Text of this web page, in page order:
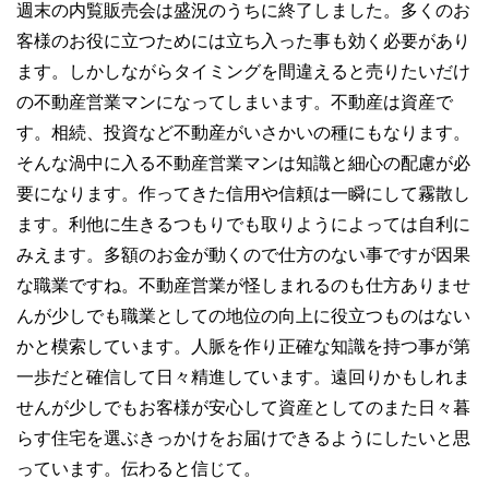
週末の内覧販売会は盛況のうちに終了しました。多くのお
客様のお役に立つためには立ち入った事も効く必要があり
ます。しかしながらタイミングを間違えると売りたいだけ
の不動産営業マンになってしまいます。不動産は資産で
す。相続、投資など不動産がいさかいの種にもなります。
そんな渦中に入る不動産営業マンは知識と細心の配慮が必
要になります。作ってきた信用や信頼は一瞬にして霧散し
ます。利他に生きるつもりでも取りようによっては自利に
みえます。多額のお金が動くので仕方のない事ですが因果
な職業ですね。不動産営業が怪しまれるのも仕方ありませ
んが少しでも職業としての地位の向上に役立つものはない
かと模索しています。人脈を作り正確な知識を持つ事が第
一歩だと確信して日々精進しています。遠回りかもしれま
せんが少しでもお客様が安心して資産としてのまた日々暮
らす住宅を選ぶきっかけをお届けできるようにしたいと思
っています。伝わると信じて。